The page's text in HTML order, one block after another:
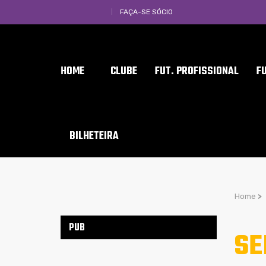
FAÇA-SE SÓCIO
HOME CLUBE FUT. PROFISSIONAL
BILHETEIRA
Home >
PUB